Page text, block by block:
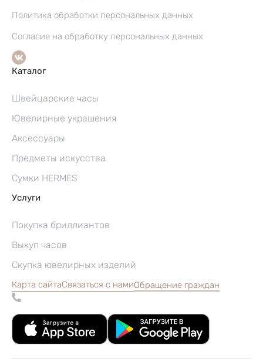
Политика обработки персональных данных
Согласие на обработку персональных данных
Каталог
Швейцарские часы
Ювелирные украшения
Аксессуары
Предметы искусства
Сумки HERMES
Услуги
Покупка бриллиантов
Выкуп часов
Скупка ювелирных изделий
Карта сайтаСвязаться с намиОбращение граждан